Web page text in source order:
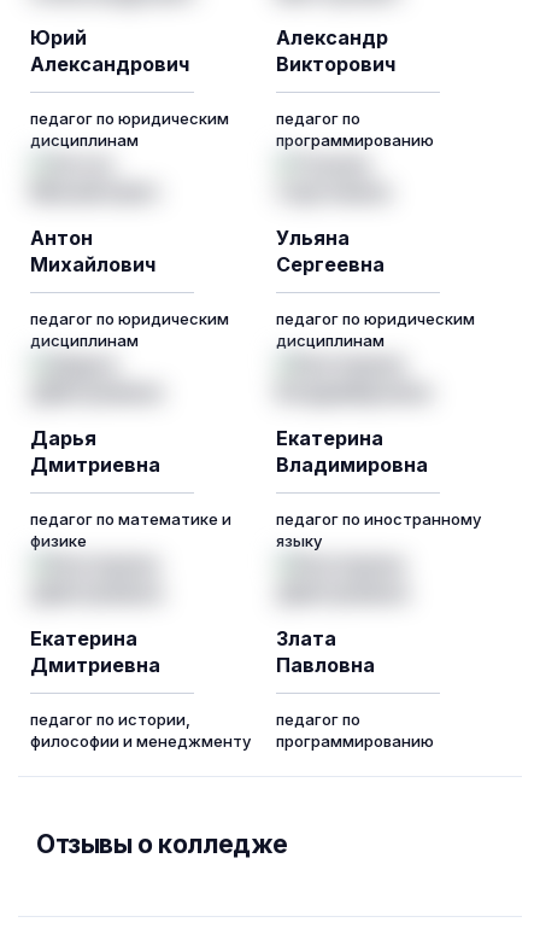
Юрий
Александрович
педагог по юридическим
дисциплинам
Александр
Викторович
педагог по
программированию
Антон
Михайлович
педагог по юридическим
дисциплинам
Ульяна
Сергеевна
педагог по юридическим
дисциплинам
Дарья
Дмитриевна
педагог по математике и
физике
Екатерина
Владимировна
педагог по иностранному
языку
Екатерина
Дмитриевна
педагог по истории,
философии и менеджменту
Злата
Павловна
педагог по
программированию
Отзывы о колледже